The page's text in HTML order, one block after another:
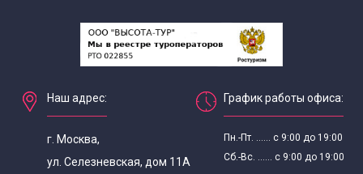
Наш адрес:
г. Москва,
ул. Селезневская, дом 11А
График работы офиса:
Пн.-Пт. ...... с 9:00 до 19:00
Сб.-Вс. ...... с 9:00 до 19:00